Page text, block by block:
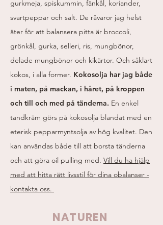
gurkmeja, spiskummin, fänkål, koriander,
svartpeppar och salt. De råvaror jag helst
äter för att balansera pitta är broccoli,
grönkål, gurka, selleri, ris, mungbönor,
delade mungbönor och kikärtor. Och såklart
kokos, i alla former. Kokosolja har jag både
i maten, på mackan, i håret, på kroppen
och till och med på tänderna. En enkel
tandkräm görs på kokosolja blandat med en
eterisk pepparmyntsolja av hög kvalitet. Den
kan användas både till att borsta tänderna
och att göra oil pulling med. Vill du ha hjälp
med att hitta rätt livsstil för dina obalanser -
kontakta oss.
NATUREN